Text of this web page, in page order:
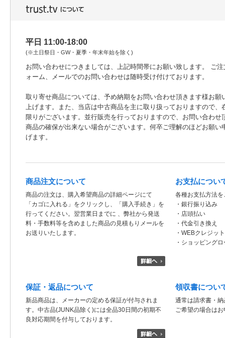
平日 11:00-18:00
(※土日祭日・GW・夏季・年末年始を除く)
お問い合わせにつきましては、上記時間帯にお願い致します。 ご注
ォーム、メールでのお問い合わせは随時受け付けております。
取り寄せ商品については、予め納期をお問い合わせ頂きます様お願
上げます。また、当店は中古商品を主に取り扱っておりますので、
限りがございます。並行販売を行っておりますので、お問い合わせ
商品の確保が出来ない場合がございます。何卒ご理解のほどお願い
げます。
商品注文について
商品の注文は、購入希望商品の詳細ページにて
「カゴに入れる」をクリックし、「購入手続き」を
行ってください。翌営業日までに 、弊社から発送
料・手数料等を含めました商品の見積もりメールを
お送りいたします。
お支払につい
各種お支払方法
・銀行振り込み
・店頭払い
・代金引き換え
・WEBクレジッ
・ショッピング
保証・返品について
新品商品は、メーカーの定める保証が付与されま
す。中古品(JUNK品除く)には全品30日間の初期不
良対応期間を付与しております。
領収書につい
通常は請求書・
ご希望の場合は